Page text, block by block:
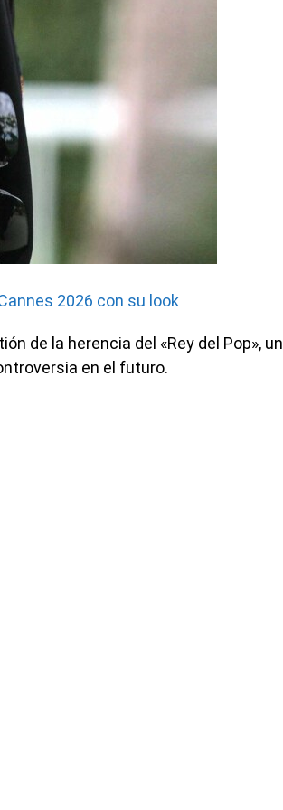
2026 con su look
de la herencia del «Rey del Pop», un
en el futuro.